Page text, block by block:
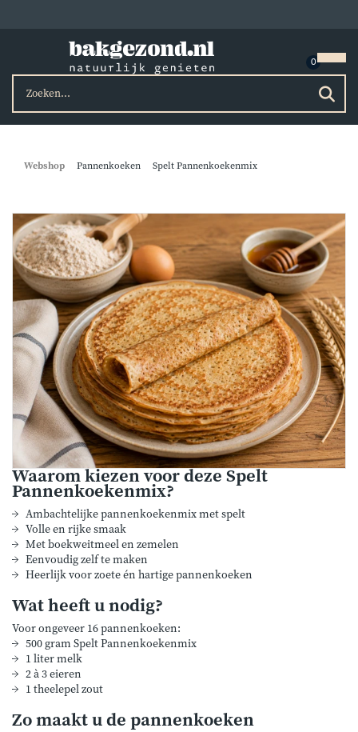
Webshop Pannenkoeken Spelt Pannenkoekenmix
Waarom kiezen voor deze Spelt
Pannenkoekenmix?
Ambachtelijke pannenkoekenmix met spelt
Volle en rijke smaak
Met boekweitmeel en zemelen
Eenvoudig zelf te maken
Heerlijk voor zoete én hartige pannenkoeken
Wat heeft u nodig?
Voor ongeveer 16 pannenkoeken:
500 gram Spelt Pannenkoekenmix
1 liter melk
2 à 3 eieren
1 theelepel zout
Zo maakt u de pannenkoeken